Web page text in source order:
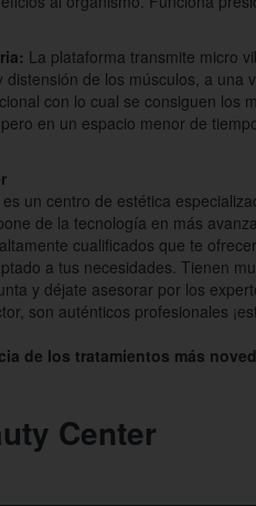
La plataforma transmite micro
distensión de los músculos, a una
con lo cual se consiguen los
en un espacio menor de
un centro de estética
de la tecnología en más
cualificados que te
a tus necesidades. Tienen
y déjate asesorar por los
son auténticos profesionales
de los tratamientos más
Center